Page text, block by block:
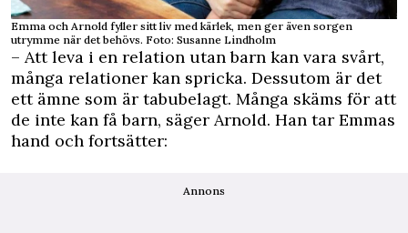
Emma och Arnold fyller sitt liv med kärlek, men ger även sorgen
utrymme när det behövs. Foto: Susanne Lindholm
– Att leva i en relation utan barn kan vara svårt,
många relationer kan spricka. Dessutom är det
ett ämne som är tabubelagt. Många skäms för att
de inte kan få barn, säger Arnold. Han tar Emmas
hand och fortsätter:
Annons